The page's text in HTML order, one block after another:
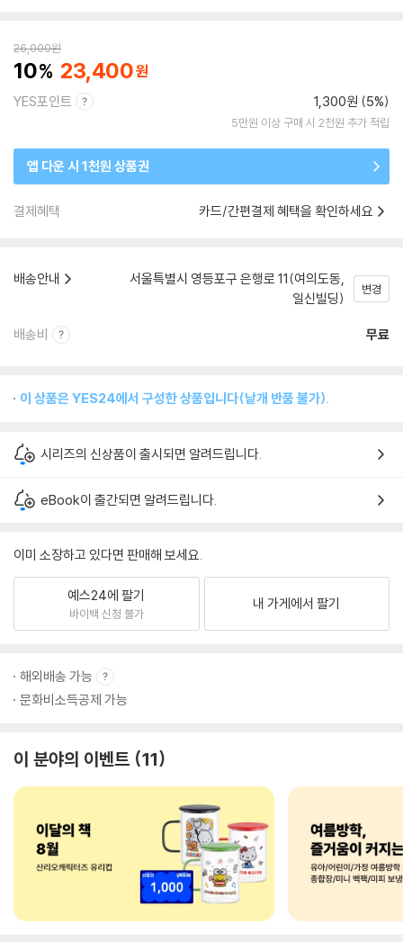
26,000원
10 23,400
YES포인트 1,300원 (5%)
5만원 이상 구매 시 2천원 추가 적립
앱 다운 시 1천원 상품권
결제혜택 카드/간편결제 혜택을 확인하세요
배송안내
서울특별시 영등포구 은행로 11(여의도동,
일신빌딩)
변경
배송비 무료
이 상품은 YES24에서 구성한 상품입니다(낱개 반품 불가).
시리즈의 신상품이 출시되면 알려드립니다.
eBook이 출간되면 알려드립니다.
이미 소장하고 있다면 판매해 보세요.
예스24에 팔기
바이백 신청 불가
내 가게에서 팔기
해외배송 가능
문화비소득공제 가능
이 분야의 이벤트 11